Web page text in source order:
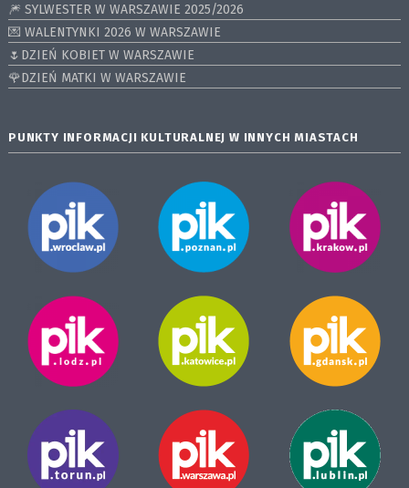
🎆 SYLWESTER W WARSZAWIE 2025/2026
💌 WALENTYNKI 2026 W WARSZAWIE
🌷DZIEŃ KOBIET W WARSZAWIE
🌹DZIEŃ MATKI W WARSZAWIE
PUNKTY INFORMACJI KULTURALNEJ W INNYCH MIASTACH